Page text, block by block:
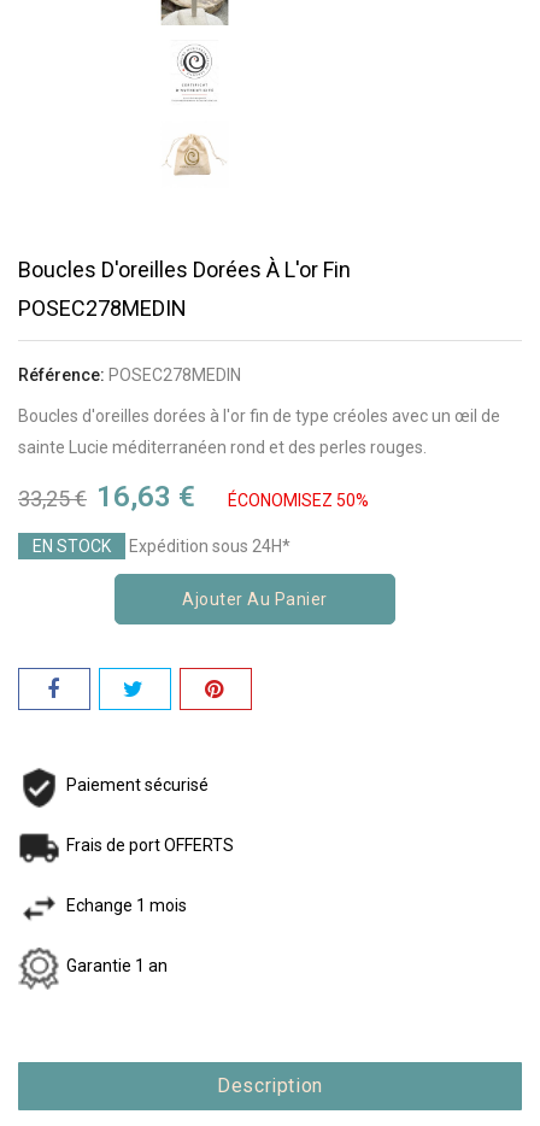
Boucles D'oreilles Dorées À L'or Fin
POSEC278MEDIN
Référence: POSEC278MEDIN
Boucles d'oreilles dorées à l'or fin de type créoles avec un œil de
sainte Lucie méditerranéen rond et des perles rouges.
33,25 € 16,63 € ÉCONOMISEZ 50%
EN STOCK Expédition sous 24H*
Ajouter Au Panier
Paiement sécurisé
Frais de port OFFERTS
Echange 1 mois
Garantie 1 an
Description